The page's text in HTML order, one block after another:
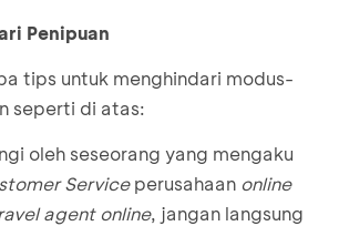
Penipuan
tips untuk menghindari modus-
seperti di atas:
oleh seseorang yang mengaku
Serviceperusahaan online
agent online, jangan langsung